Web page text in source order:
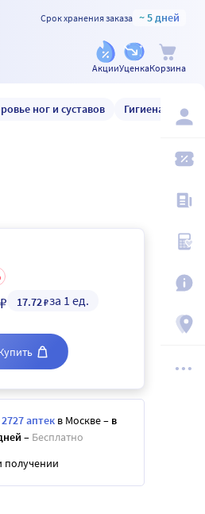
Срок хранения заказа ~ 5 дней
АкцииУценкаКорзина
ног и суставов Гигиена и уход
₽ 17.72₽за 1 ед.
2727 аптек в Москве– в
– Бесплатно
получении